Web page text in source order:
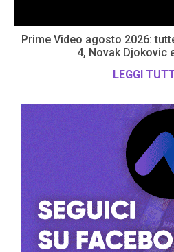
Prime Video agosto 2026:
4, Novak Djokovic
LEGGI